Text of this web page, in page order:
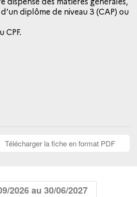
diplôme de niveau 3 (CAP) ou
CPF.
Télécharger la fiche en format PDF
2026 au 30/06/2027